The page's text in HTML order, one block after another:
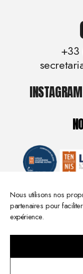
Nous utilisons nos
partenaires pour
expérience.
INSTAGRAM
© 2026 All in